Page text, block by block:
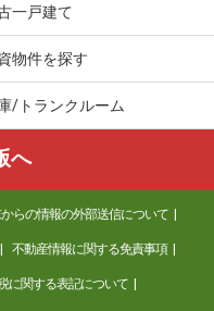
一戸建て
物件を探す
/トランクルーム
へ
らの情報の外部送信について
不動産情報に関する免責事項
に関する表記について